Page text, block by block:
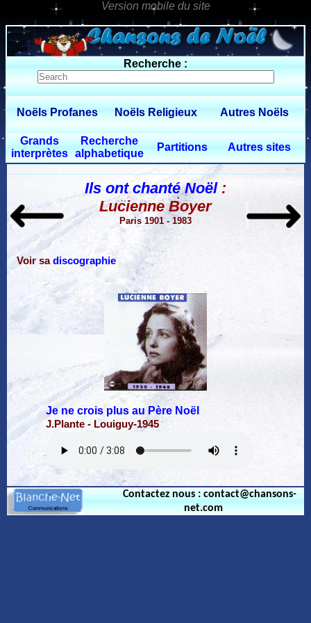
0 $limitbot 1 $limittot 2
Recherche :
Noëls Profanes Noëls Religieux Autres Noëls
Grands
interprètes
Recherche
alphabetique
Partitions Autres sites
Ils ont chanté Noël:
Lucienne Boyer
Paris 1901 - 1983
Voir sadiscographie
Je ne crois plus au Père Noël
J.Plante - Louiguy-1945
Contactez nous : contact@chansons-
net.com